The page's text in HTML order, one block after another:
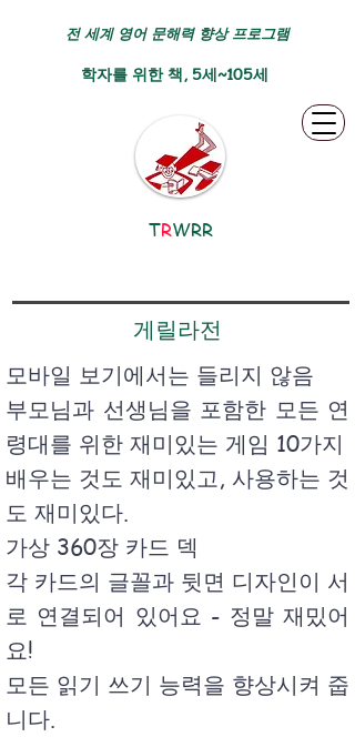
전 세계 영어 문해력 향상 프로그램
학자를 위한 책, 5세~105세
TRWRR
게릴라전
모바일 보기에서는 들리지 않음
부모님과 선생님을 포함한 모든 연
령대를 위한 재미있는 게임 10가지
배우는 것도 재미있고, 사용하는 것
도 재미있다.
가상 360장 카드 덱
각 카드의 글꼴과 뒷면 디자인이 서
로 연결되어 있어요 - 정말 재밌어
요!
모든 읽기 쓰기 능력을 향상시켜 줍
니다.